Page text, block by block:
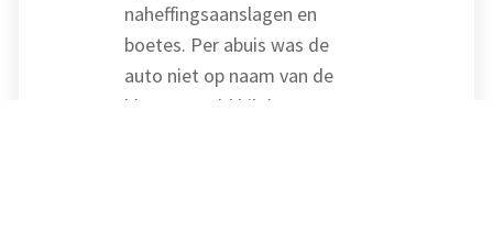
naheffingsaanslagen en
boetes. Per abuis was de
auto niet op naam van de
klant gesteld bij de